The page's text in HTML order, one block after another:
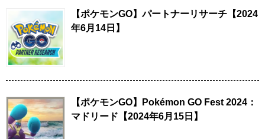
【ポケモンGO】パートナーリサーチ【2024
年6月14日】
【ポケモンGO】Pokémon GO Fest 2024：
マドリード【2024年6月15日】